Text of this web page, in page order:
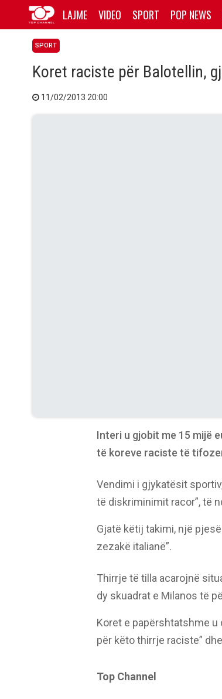
LAJME VIDEO SPORT POP NEWS
SPORT
Koret raciste për Balotellin,
11/02/2013 20:00
Interi u gjobit me 15 mijë
të koreve raciste të
Vendimi i gjykatësit
të diskriminimit racor”, të
Gjatë këtij takimi, një
zezakë italianë”.
Thirrje të tilla acarojnë
dy skuadrat e Milanos të
Koret e papërshtatshme u
për këto thirrje raciste”
Top Channel